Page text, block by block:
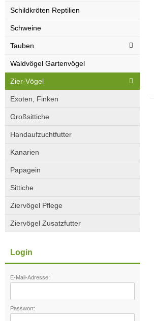
Schildkröten Reptilien
Schweine
Tauben
Waldvögel Gartenvögel
Zier-Vögel
Exoten, Finken
Großsittiche
Handaufzuchtfutter
Kanarien
Papagein
Sittiche
Ziervögel Pflege
Ziervögel Zusatzfutter
Login
E-Mail-Adresse:
Passwort: